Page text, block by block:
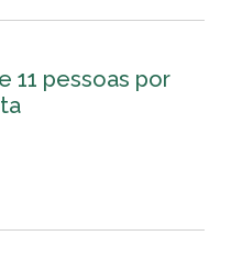
11 pessoas por